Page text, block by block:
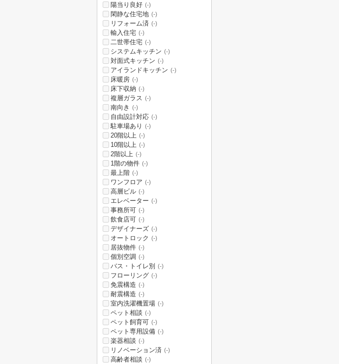
陽当り良好 (-)
閑静な住宅地 (-)
リフォーム済 (-)
輸入住宅 (-)
二世帯住宅 (-)
システムキッチン (-)
対面式キッチン (-)
アイランドキッチン (-)
床暖房 (-)
床下収納 (-)
複層ガラス (-)
南向き (-)
自由設計対応 (-)
駐車場あり (-)
20階以上 (-)
10階以上 (-)
2階以上 (-)
1階の物件 (-)
最上階 (-)
ワンフロア (-)
高層ビル (-)
エレベーター (-)
事務所可 (-)
飲食店可 (-)
デザイナーズ (-)
オートロック (-)
居抜物件 (-)
個別空調 (-)
バス・トイレ別 (-)
フローリング (-)
免震構造 (-)
耐震構造 (-)
室内洗濯機置場 (-)
ペット相談 (-)
ペット飼育可 (-)
ペット専用設備 (-)
楽器相談 (-)
リノベーション済 (-)
高齢者相談 (-)